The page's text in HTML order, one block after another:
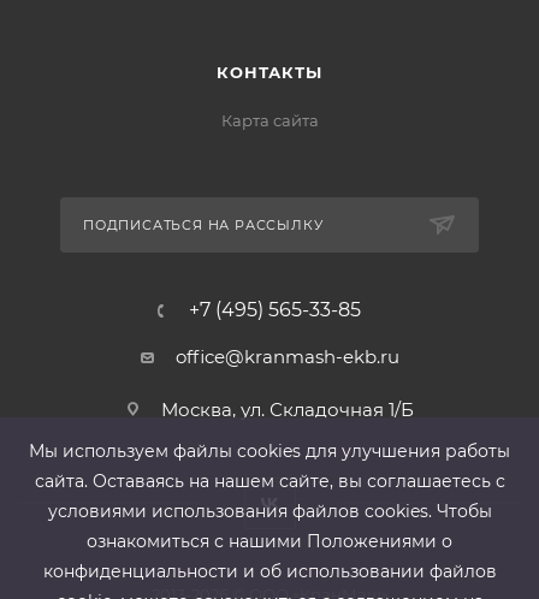
КОНТАКТЫ
Карта сайта
ПОДПИСАТЬСЯ НА РАССЫЛКУ
+7 (495) 565-33-85
office@kranmash-ekb.ru
Москва, ул. Складочная 1/Б
2013-2026 ©ООО «КранМаш»
Мы используем файлы cооkies для улучшения работы
сайта. Оставаясь на нашем сайте, вы соглашаетесь с
условиями использования файлов cооkies. Чтобы
ознакомиться с нашими Положениями о
конфиденциальности и об использовании файлов